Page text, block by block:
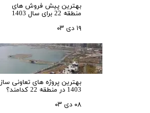
بهترین پیش فروش های
منطقه 22 برای سال 1403
۱۹ دی ۰۳
بهترین پروژه های تعاونی ساز
1403 در منطقه 22 کدامند؟
۰۸ دی ۰۳